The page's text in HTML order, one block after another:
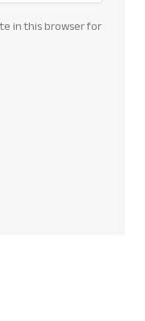
in this browser for